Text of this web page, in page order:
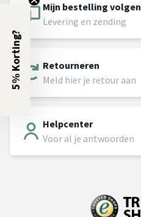
Mijn bestelling volgen
Levering en zending
Retourneren
Meld hier je retour aan
Helpcenter
Voor al je antwoorden
5% Korting?